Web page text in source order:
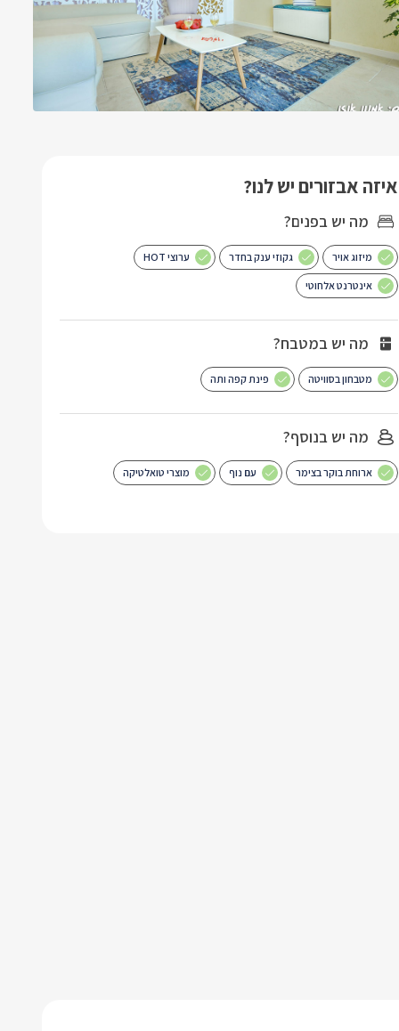
איזה אבזורים יש לנו?
מה יש בפנים?
מיזוג אויר גקוזי ענק בחדר ערוצי HOT
אינטרנט אלחוטי
מה יש במטבח?
מטבחון בסוויטה פינת קפה ותה
מה יש בנוסף?
ארוחת בוקר בצימר עם נוף מוצרי טואלטיקה